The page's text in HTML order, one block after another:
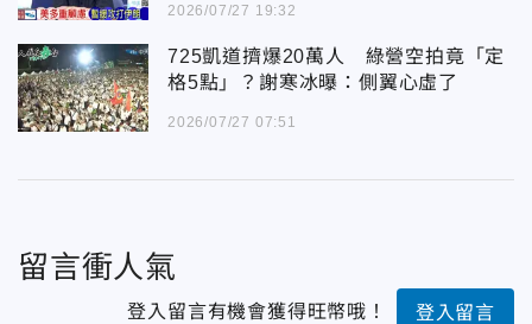
2026/07/27 19:32
725凱道擠爆20萬人 綠營空拍竟「定
格5點」？謝寒冰曝：側翼心虛了
2026/07/27 07:51
留言衝人氣
登入留言有機會獲得旺幣哦！ 登入留言